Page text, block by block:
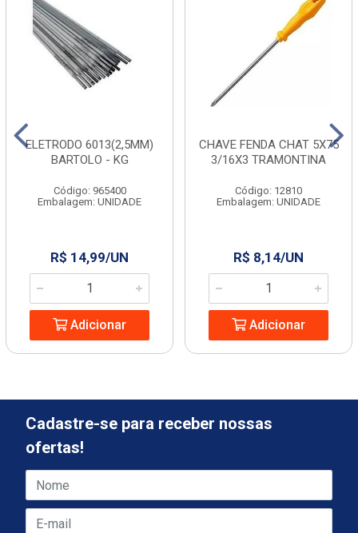
ELETRODO 6013(2,5MM)
BARTOLO - KG
Código: 965400
Embalagem: UNIDADE
R$ 14,99/UN
Adicionar
CHAVE FENDA CHAT 5X75
3/16X3 TRAMONTINA
Código: 12810
Embalagem: UNIDADE
R$ 8,14/UN
Adicionar
Cadastre-se para receber nossas
ofertas!